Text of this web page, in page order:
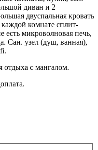
диван и 2
двуспальная кровать
комнате сплит-
есть микроволновая печь,
Сан. узел (душ, ванная),
отдыха с мангалом.